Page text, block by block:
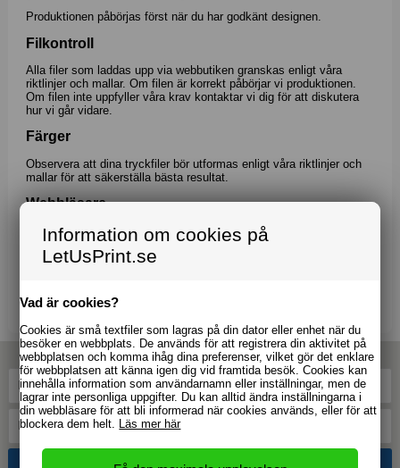
Information om cookies på
LetUsPrint.se
Vad är cookies?
Cookies är små textfiler som lagras på din dator eller enhet när du
besöker en webbplats. De används för att registrera din aktivitet på
webbplatsen och komma ihåg dina preferenser, vilket gör det enklare
för webbplatsen att känna igen dig vid framtida besök. Cookies kan
innehålla information som användarnamn eller inställningar, men de
lagrar inte personliga uppgifter. Du kan alltid ändra inställningarna i
din webbläsare för att bli informerad när cookies används, eller för att
blockera dem helt. Läs mer här
Produktionen påbörjas först när du har godkänt designen.
Filkontroll
Alla filer som laddas upp via webbutiken granskas enligt våra
riktlinjer och mallar. Om filen är korrekt påbörjar vi produktionen.
Om filen inte uppfyller våra krav kontaktar vi dig för att diskutera
hur vi går vidare.
Färger
Observera att dina tryckfiler bör utformas enligt våra riktlinjer och
mallar för att säkerställa bästa resultat.
Webbläsare
Webbutiken är optimerad för webbläsaren Google Chrome.
Vi ser fram emot att ta emot din beställning!
Let Us Print Sverige AB